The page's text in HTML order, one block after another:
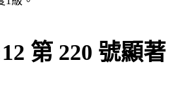
第 220 號顯著